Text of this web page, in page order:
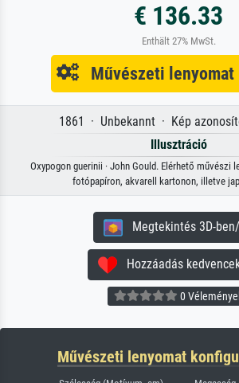
€ 136.33
Enthält 27% MwSt.
Művészeti lenyomat
1861 · Unbekannt · Kép
Illusztráció
Oxypogon guerinii · John Gould. Elérhető művészi
fotópapíron, akvarell kartonon, illetve
Megtekintés 3D-
Hozzáadás
0
Művészeti lenyomat